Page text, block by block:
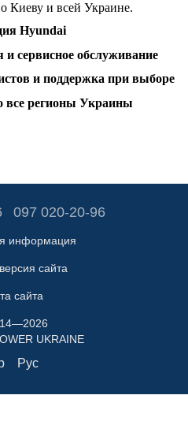
Киеву и всей Украине.
Hyundai
сервисное обслуживание
и поддержка при выборе
все регионы Украины
097 020-20-96
информация
сайта
сайта
UKRAINE
Рус